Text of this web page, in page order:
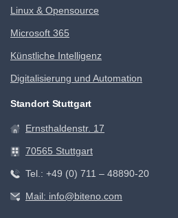
Linux & Opensource
Microsoft 365
Künstliche Intelligenz
Digitalisierung und Automation
Standort Stuttgart
Ernsthaldenstr. 17
70565 Stuttgart
Tel.: +49 (0) 711 – 48890-20
Mail: info@biteno.com